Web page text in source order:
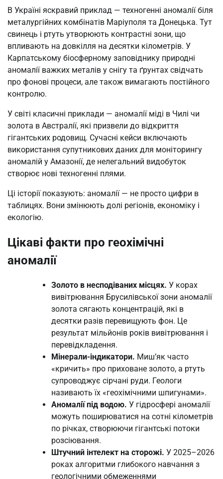
В Україні яскравий приклад — техногенні аномалії біля
металургійних комбінатів Маріуполя та Донецька. Тут
свинець і ртуть утворюють контрастні зони, що
впливають на довкілля на десятки кілометрів. У
Карпатському біосферному заповіднику природні
аномалії важких металів у снігу та ґрунтах свідчать
про фонові процеси, але також вимагають постійного
контролю.
У світі класичні приклади — аномалії міді в Чилі чи
золота в Австралії, які призвели до відкриття
гігантських родовищ. Сучасні кейси включають
використання супутникових даних для моніторингу
аномалій у Амазонії, де нелегальний видобуток
створює нові техногенні плями.
Ці історії показують: аномалії — не просто цифри в
таблицях. Вони змінюють долі регіонів, економіку і
екологію.
Цікаві факти про геохімічні
аномалії
Золото в несподіваних місцях. У корах
вивітрювання Брусилівської зони аномалії
золота сягають концентрацій, які в
десятки разів перевищують фон. Це
результат мільйонів років вивітрювання і
перевідкладення.
Мінерали-індикатори. Миш’як часто
«кричить» про приховане золото, а ртуть
супроводжує сірчані руди. Геологи
називають їх «геохімічними шпигунами».
Аномалії під водою. У гідросфері аномалії
можуть поширюватися на сотні кілометрів
по річках, створюючи гігантські потоки
розсіювання.
Штучний інтелект на сторожі. У 2025–2026
роках алгоритми глибокого навчання з
геологічними обмеженнями